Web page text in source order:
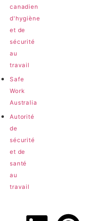
canadien
d'hygiène
et de
sécurité
au
travail
Safe
Work
Australia
Autorité
de
sécurité
et de
santé
au
travail